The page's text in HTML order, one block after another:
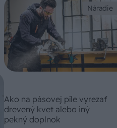
Náradie
Ako na pásovej píle vyrezať
drevený kvet alebo iný
pekný doplnok